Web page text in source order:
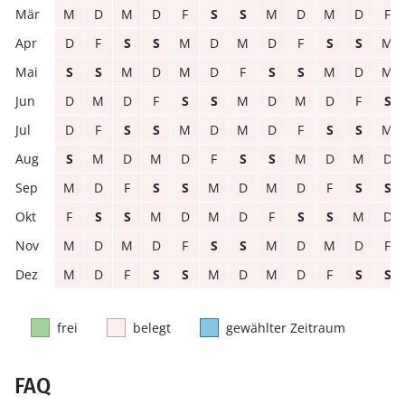
M
D M D F S S M D M D
F
D
F S S M D M D F S S
M
S
S M D M D F S S M D
M
D
M D F S S M D M D F
S
D
F S S M D M D F S S
M
S
M D M D F S S M D M
D
M
D F S S M D M D F S
S
F
S S M D M D F S S M
D
M
D M D F S S M D M D
F
M
D F S S M D M D F S S
frei belegt gewählter Zeitraum
FAQ